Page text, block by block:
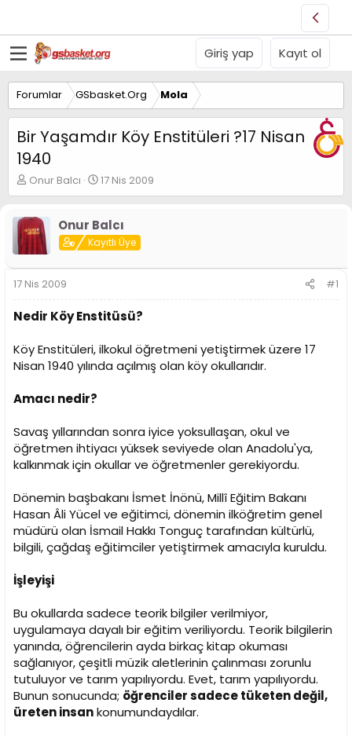
Giriş yap Kayıt ol
Forumlar GSbasket.Org Mola
Bir Yaşamdır Köy Enstitüleri ?17 Nisan
1940
K
o
u
y
u
B
a
ş
a
a
n
Onur Balcı
B
a
l
a
n
g
a
i
h
17 Nis 2009
Onur Balcı
Kayıtlı Üye
17 Nis 2009 #1
Nedir Köy Enstitüsü?
Köy Enstitüleri, ilkokul öğretmeni yetiştirmek üzere 17
Nisan 1940 yılında açılmış olan köy okullarıdır.
Amacı nedir?
Savaş yıllarından sonra iyice yoksullaşan, okul ve
öğretmen ihtiyacı yüksek seviyede olan Anadolu'ya,
kalkınmak için okullar ve öğretmenler gerekiyordu.
Dönemin başbakanı İsmet İnönü, Millî Eğitim Bakanı
Hasan Âli Yücel ve eğitimci, dönemin ilköğretim genel
müdürü olan İsmail Hakkı Tonguç tarafından kültürlü,
bilgili, çağdaş eğitimciler yetiştirmek amacıyla kuruldu.
İşleyişi
Bu okullarda sadece teorik bilgiler verilmiyor,
uygulamaya dayalı bir eğitim veriliyordu. Teorik bilgilerin
yanında, öğrencilerin ayda birkaç kitap okuması
sağlanıyor, çeşitli müzik aletlerinin çalınması zorunlu
tutuluyor ve tarım yapılıyordu. Evet, tarım yapılıyordu.
Bunun sonucunda; öğrenciler sadece tüketen değil,
üreten insankonumundaydılar.